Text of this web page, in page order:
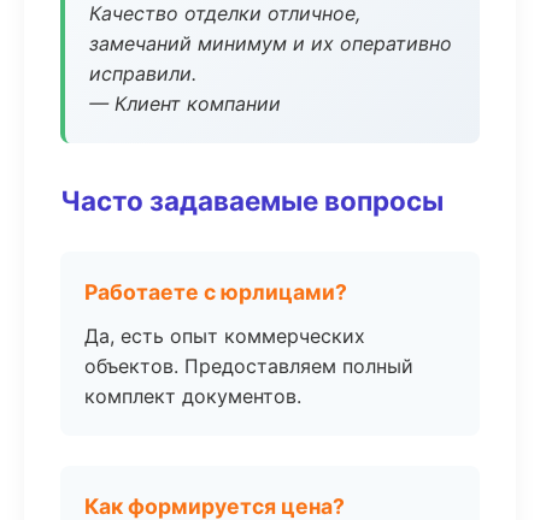
Качество отделки отличное,
замечаний минимум и их оперативно
исправили.
— Клиент компании
Часто задаваемые вопросы
Работаете с юрлицами?
Да, есть опыт коммерческих
объектов. Предоставляем полный
комплект документов.
Как формируется цена?